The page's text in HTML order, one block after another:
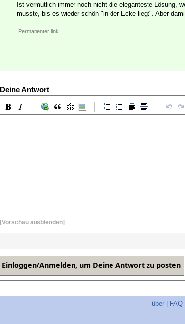
Ist vermutlich immer noch nicht die eleganteste Lösung,
musste, bis es wieder schön "in der Ecke liegt". Aber
Permanenter link
Deine Antwort
[Vorschau ausblenden]
über FAQ